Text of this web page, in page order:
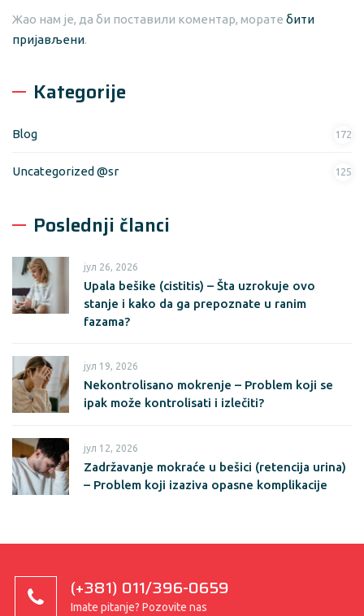
Жао нам је, да би поставили коментар, морате бити
пријављени.
Kategorije
Blog 172
Uncategorized @sr 125
Poslednji članci
јул 26, 2026
Upala bešike (cistitis) – Šta uzrokuje ovo
stanje i kako da ga prepoznate u ranim
fazama?
јул 19, 2026
Nekontrolisano mokrenje – Problem koji se
ipak može kontrolisati i izlečiti?
јул 12, 2026
Zadržavanje mokraće u bešici (retencija urina)
– Problem koji izaziva opasne komplikacije
(+381) 011/396-0659
Imate pitanje? Pozovite nas